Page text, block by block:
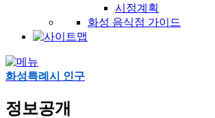
시정계획
화성 음식점 가이드
화성특례시 인구
정보공개